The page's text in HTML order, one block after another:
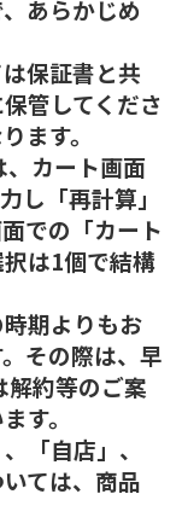
あらかじめ
保証書と共
管してくださ
ます。
カート画面
し「再計算」
での「カート
は1個で結構
期よりもお
その際は、早
解約等のご案
す。
「自店」、
ては、商品